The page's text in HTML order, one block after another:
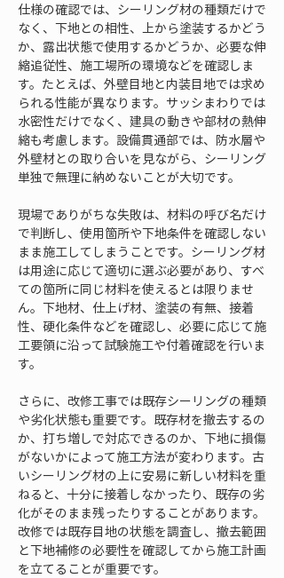
仕様の確認では、シーリング材の種類だけで
なく、下地との相性、上から塗装するかどう
か、露出状態で使用するかどうか、必要な伸
縮追従性、施工場所の環境などを確認しま
す。たとえば、外壁目地と内装目地では求め
られる性能が異なります。サッシまわりでは
水密性だけでなく、建具の動きや部材の熱伸
縮も考慮します。設備貫通部では、防水層や
外壁材との取り合いを見ながら、シーリング
単独で無理に納めないことが大切です。
現場でありがちな失敗は、材料の呼び名だけ
で判断し、使用箇所や下地条件を確認しない
まま施工してしまうことです。シーリング材
は用途に応じて適切に選ぶ必要があり、すべ
ての箇所に同じ材料を使えるとは限りませ
ん。下地材、仕上げ材、塗装の有無、接着
性、硬化条件などを確認し、必要に応じて施
工要領に沿って試験施工や付着確認を行いま
す。
さらに、改修工事では既存シーリングの種類
や劣化状態も重要です。既存材を撤去するの
か、打ち増しで対応できるのか、下地に損傷
がないかによって施工方法が変わります。古
いシーリング材の上に安易に新しい材料を重
ねると、十分に接着しなかったり、既存の劣
化がそのまま残ったりすることがあります。
改修では既存目地の状態を調査し、撤去範囲
と下地補修の必要性を確認してから施工計画
を立てることが重要です。